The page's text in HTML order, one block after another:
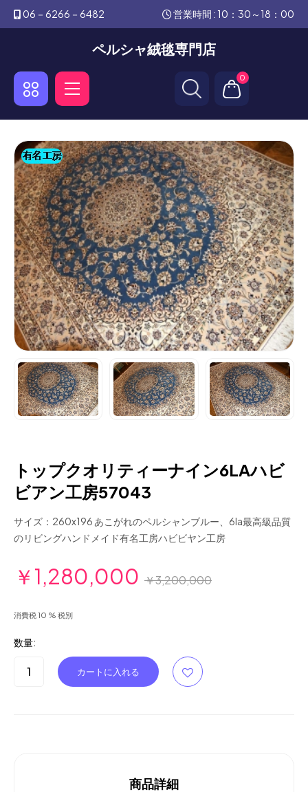
06－6266－6482 営業時間 : 10：30～18：00
ペルシャ絨毯専門店
0
トップクオリティーナイン6LAハビ
ビアン工房57043
サイズ：260x196 あこがれのペルシャンブルー、6la最高級品質
のリビングハンドメイド有名工房ハビビヤン工房
￥1,280,000 ￥3,200,000
消費税 10 % 税別
数量:
商品詳細